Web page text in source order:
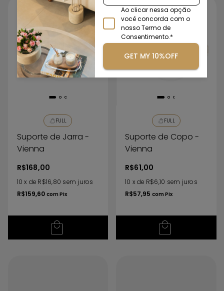
FULL
Suporte de Jarra -
Vienna
R$168,00
10 x de R$16,80 sem juros
R$159,60 com Pix
FULL
Suporte de Copo -
Vienna
R$61,00
10 xde R$6,10 sem juros
R$57,95 com Pix
Ao clicar nessa opção
você concorda com o
nosso Termo de
Consentimento.*
GET MY 10%OFF